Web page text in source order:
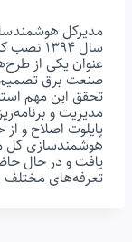
مدیرکل
سال
عنوان یکی از
صنعت برق تصمیم
تحقق این مهم
مدیریت و
هوشمندسازی کل
یافت و در حال
تعرفه‌های مختلف